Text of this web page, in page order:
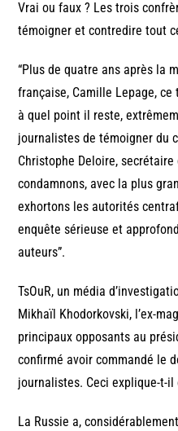
Vrai ou faux ? Les trois
témoigner et contredire tout
“Plus de quatre ans après la
française, Camille Lepage,
à quel point il reste,
journalistes de témoigner du
Christophe Deloire, secrétaire
condamnons, avec la plus
exhortons les autorités
enquête sérieuse et
auteurs”.
TsOuR, un média
Mikhaïl Khodorkovski, l’ex-
principaux opposants au
confirmé avoir commandé le
journalistes. Ceci explique-t-il
La Russie a,